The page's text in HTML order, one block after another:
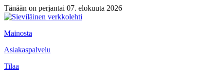
Tänään on perjantai 07. elokuuta 2026
Mainosta
Asiakaspalvelu
Tilaa